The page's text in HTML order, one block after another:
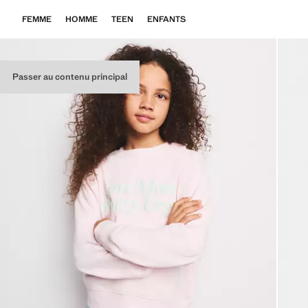
Passer au contenu principal
FEMME HOMME TEEN ENFANTS